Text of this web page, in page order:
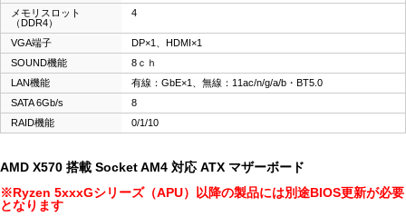
メモリスロット
（DDR4）
4
VGA端子
DP×1、HDMI×1
SOUND機能
8ｃｈ
LAN機能
有線：GbE×1、無線：11ac/n/g/a/b・BT5.0
SATA 6Gb/s
8
RAID機能
0/1/10
AMD X570 搭載 Socket AM4 対応 ATX マザーボード
※Ryzen 5xxxGシリーズ（APU）以降の製品には別途BIOS更新が必要
となります